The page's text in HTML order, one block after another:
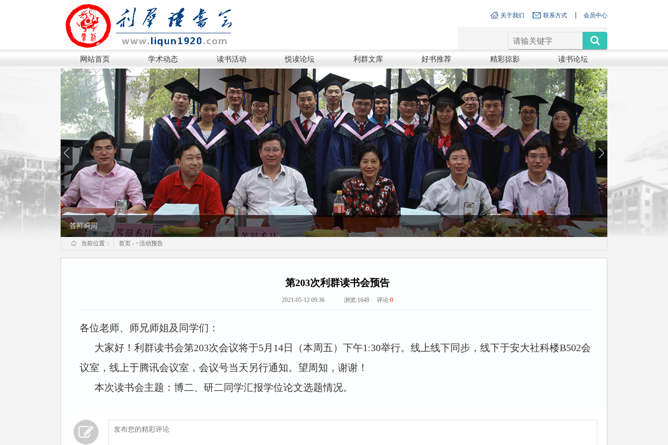
会员中心
联系方式
关于我们
网站首页 学术动态 读书活动 悦读论坛 利群文库 好书推荐 精彩掠影 读书论坛
答辩瞬间
当前位置： 首页 - >活动预告
第203次利群读书会预告
2021-05-12 09:36 浏览:1648 评论:0
各位老师、师兄师姐及同学们：
大家好！利群读书会第203次会议将于5月14日（本周五）下午1:30举行。线上线下同步，线下于安大社科楼B502会
议室，线上于腾讯会议室，会议号当天另行通知。望周知，谢谢！
本次读书会主题： 博二、研二同学汇报学位论文选题情况。